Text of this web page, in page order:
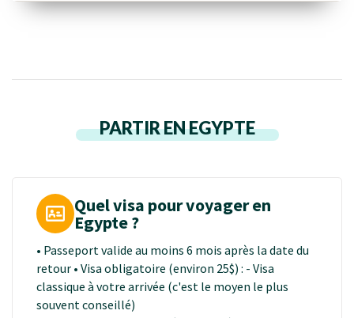
PARTIR EN EGYPTE
Quel visa pour voyager en
Egypte ?
• Passeport valide au moins 6 mois après la date du
retour • Visa obligatoire (environ 25$) : - Visa
classique à votre arrivée (c'est le moyen le plus
souvent conseillé)